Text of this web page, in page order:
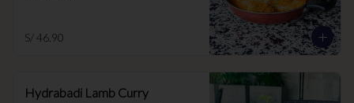
S/ 46.90
Hydrabadi Lamb Curry